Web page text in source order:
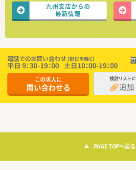
九州支店からの
最新情報
この求人に
問い合わせる
検討リストに
追加
PAGE TOPへ戻る